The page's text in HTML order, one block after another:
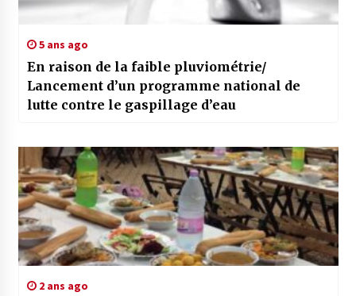
5 ans ago
En raison de la faible pluviométrie/
Lancement d’un programme national de
lutte contre le gaspillage d’eau
2 ans ago